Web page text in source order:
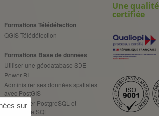
sur
Formations Télédétection
QGIS Télédétection
Formations Base de données
Utiliser une géodatabase SDE
Power BI
Administrer ses données spatiales
avec PostGIS
Administrer PostgreSQL et
maîtriser le SQL
Une qualité
certifiée